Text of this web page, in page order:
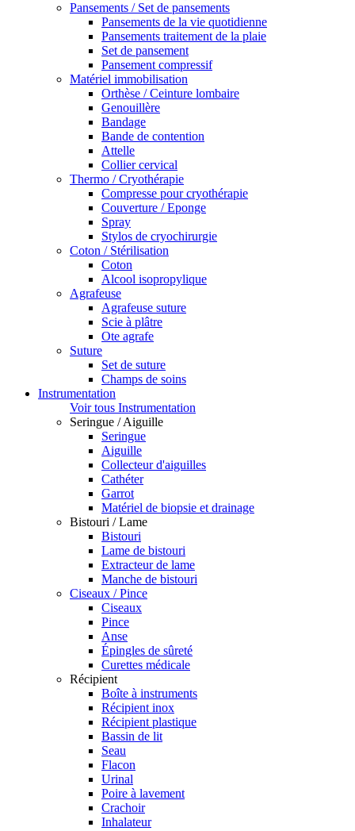
Pansements / Set de pansements
Pansements de la vie quotidienne
Pansements traitement de la plaie
Set de pansement
Pansement compressif
Matériel immobilisation
Orthèse / Ceinture lombaire
Genouillère
Bandage
Bande de contention
Attelle
Collier cervical
Thermo / Cryothérapie
Compresse pour cryothérapie
Couverture / Eponge
Spray
Stylos de cryochirurgie
Coton / Stérilisation
Coton
Alcool isopropylique
Agrafeuse
Agrafeuse suture
Scie à plâtre
Ote agrafe
Suture
Set de suture
Champs de soins
Instrumentation
Voir tous Instrumentation
Seringue / Aiguille
Seringue
Aiguille
Collecteur d'aiguilles
Cathéter
Garrot
Matériel de biopsie et drainage
Bistouri / Lame
Bistouri
Lame de bistouri
Extracteur de lame
Manche de bistouri
Ciseaux / Pince
Ciseaux
Pince
Anse
Épingles de sûreté
Curettes médicale
Récipient
Boîte à instruments
Récipient inox
Récipient plastique
Bassin de lit
Seau
Flacon
Urinal
Poire à lavement
Crachoir
Inhalateur